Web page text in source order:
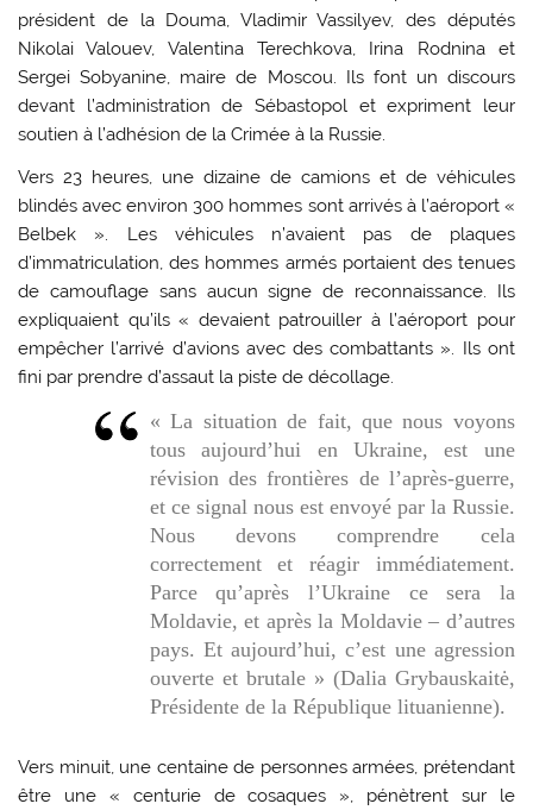
président de la Douma, Vladimir Vassilyev, des députés
Nikolai Valouev, Valentina Terechkova, Irina Rodnina et
Sergei Sobyanine, maire de Moscou. Ils font un discours
devant l’administration de Sébastopol et expriment leur
soutien à l’adhésion de la Crimée à la Russie.
Vers 23 heures, une dizaine de camions et de véhicules
blindés avec environ 300 hommes sont arrivés à l’aéroport «
Belbek ». Les véhicules n’avaient pas de plaques
d’immatriculation, des hommes armés portaient des tenues
de camouflage sans aucun signe de reconnaissance. Ils
expliquaient qu’ils « devaient patrouiller à l’aéroport pour
empêcher l’arrivé d’avions avec des combattants ». Ils ont
fini par prendre d’assaut la piste de décollage.
« La situation de fait, que nous voyons
tous aujourd’hui en Ukraine, est une
révision des frontières de l’après-guerre,
et ce signal nous est envoyé par la Russie.
Nous devons comprendre cela
correctement et réagir immédiatement.
Parce qu’après l’Ukraine ce sera la
Moldavie, et après la Moldavie – d’autres
pays. Et aujourd’hui, c’est une agression
ouverte et brutale » (Dalia Grybauskaitė,
Présidente de la République lituanienne).
Vers minuit, une centaine de personnes armées, prétendant
être une « centurie de cosaques », pénètrent sur le